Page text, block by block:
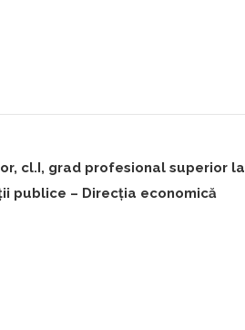
cl.I, grad profesional superior la
publice – Direcția economică